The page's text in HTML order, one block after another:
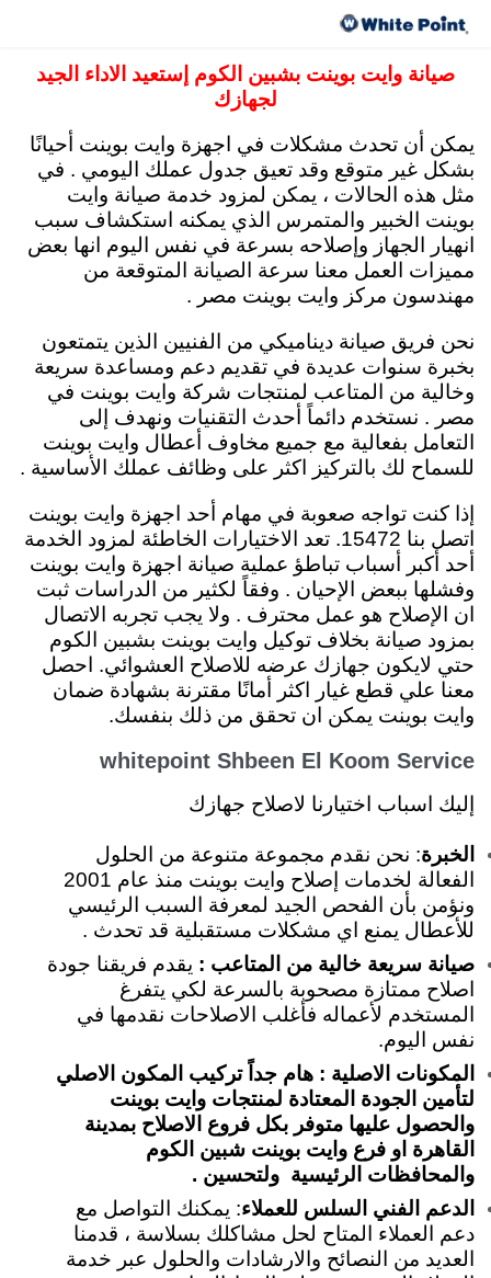
صيانة وايت بوينت بشبين الكوم إستعيد الاداء الجيد
لجهازك
يمكن أن تحدث مشكلات في اجهزة وايت بوينت أحيانًا
بشكل غير متوقع وقد تعيق جدول عملك اليومي . في
مثل هذه الحالات ، يمكن لمزود خدمة صيانة وايت
بوينت الخبير والمتمرس الذي يمكنه استكشاف سبب
انهيار الجهاز وإصلاحه بسرعة في نفس اليوم انها بعض
مميزات العمل معنا سرعة الصيانة المتوقعة من
مهندسون مركز وايت بوينت مصر .
نحن فريق صيانة ديناميكي من الفنيين الذين يتمتعون
بخبرة سنوات عديدة في تقديم دعم ومساعدة سريعة
وخالية من المتاعب لمنتجات شركة وايت بوينت في
مصر . نستخدم دائماً أحدث التقنيات ونهدف إلى
التعامل بفعالية مع جميع مخاوف أعطال وايت بوينت
للسماح لك بالتركيز اكثر على وظائف عملك الأساسية .
إذا كنت تواجه صعوبة في مهام أحد اجهزة وايت بوينت
اتصل بنا 15472. تعد الاختيارات الخاطئة لمزود الخدمة
أحد أكبر أسباب تباطؤ عملية صيانة اجهزة وايت بوينت
وفشلها ببعض الإحيان . وفقاً لكثير من الدراسات ثبت
ان الإصلاح هو عمل محترف . ولا يجب تجربه الاتصال
بمزود صيانة بخلاف توكيل وايت بوينت بشبين الكوم
حتي لايكون جهازك عرضه للاصلاح العشوائي. احصل
معنا علي قطع غيار اكثر أمانًا مقترنة بشهادة ضمان
وايت بوينت يمكن ان تحقق من ذلك بنفسك.
whitepoint Shbeen El Koom Service
إليك اسباب اختيارنا لاصلاح جهازك
الخبرة: نحن نقدم مجموعة متنوعة من الحلول
الفعالة لخدمات إصلاح وايت بوينت منذ عام 2001
ونؤمن بأن الفحص الجيد لمعرفة السبب الرئيسي
للأعطال يمنع اي مشكلات مستقبلية قد تحدث .
صيانة سريعة خالية من المتاعب : يقدم فريقنا جودة
اصلاح ممتازة مصحوبة بالسرعة لكي يتفرغ
المستخدم لأعماله فأغلب الاصلاحات نقدمها في
نفس اليوم.
المكونات الاصلية : هام جداً تركيب المكون الاصلي
لتأمين الجودة المعتادة لمنتجات وايت بوينت
والحصول عليها متوفر بكل فروع الاصلاح بمدينة
القاهرة او فرع وايت بوينت شبين الكوم
والمحافظات الرئيسية ولتحسين .
الدعم الفني السلس للعملاء: يمكنك التواصل مع
دعم العملاء المتاح لحل مشاكلك بسلاسة ، قدمنا
العديد من النصائح والارشادات والحلول عبر خدمة
توكيل وايت بوينت